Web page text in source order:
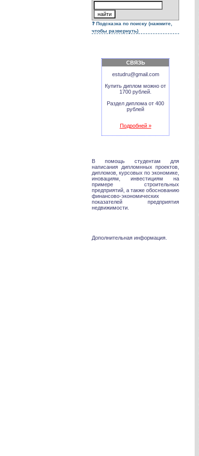
Подсказка по поиску (нажмите,
чтобы развернуть)
СВЯЗЬ
estudru@gmail.com
Купить диплом можно от
1700 рублей.
Раздел диплома от 400
рублей
Подробней »
В помощь студентам для
написания дипломнных проектов,
дипломов, курсовых по экономике,
иновациям, инвестициям на
примере строительных
предприятий, а также обоснованию
финансово-экономических
показателей предприятия
недвижимости.
Дополнительная информация.